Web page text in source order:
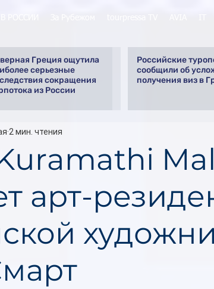
Греция ощутила
серьезные
сокращения
из России
Российские
сообщили об
получения виз в
арт-
2 мин. чтения